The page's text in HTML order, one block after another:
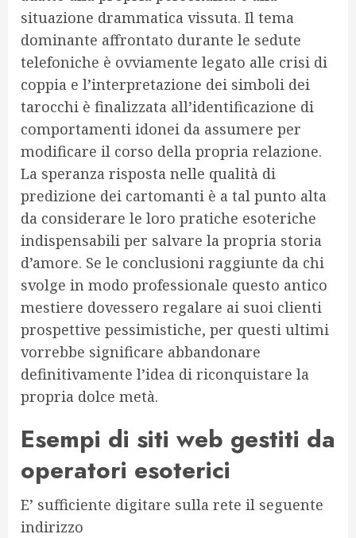
situazione drammatica vissuta. Il tema
dominante affrontato durante le sedute
telefoniche è ovviamente legato alle crisi di
coppia e l’interpretazione dei simboli dei
tarocchi è finalizzata all’identificazione di
comportamenti idonei da assumere per
modificare il corso della propria relazione.
La speranza risposta nelle qualità di
predizione dei cartomanti è a tal punto alta
da considerare le loro pratiche esoteriche
indispensabili per salvare la propria storia
d’amore. Se le conclusioni raggiunte da chi
svolge in modo professionale questo antico
mestiere dovessero regalare ai suoi clienti
prospettive pessimistiche, per questi ultimi
vorrebbe significare abbandonare
definitivamente l’idea di riconquistare la
propria dolce metà.
Esempi di siti web gestiti da
operatori esoterici
E’ sufficiente digitare sulla rete il seguente
indirizzo